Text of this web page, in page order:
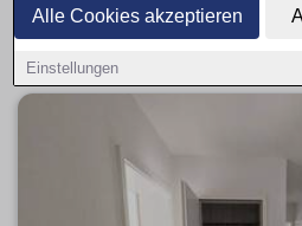
Alle Cookies akzeptieren
Einstellungen
Grünanteil und Wege zur Arbeit/
Preisspanne